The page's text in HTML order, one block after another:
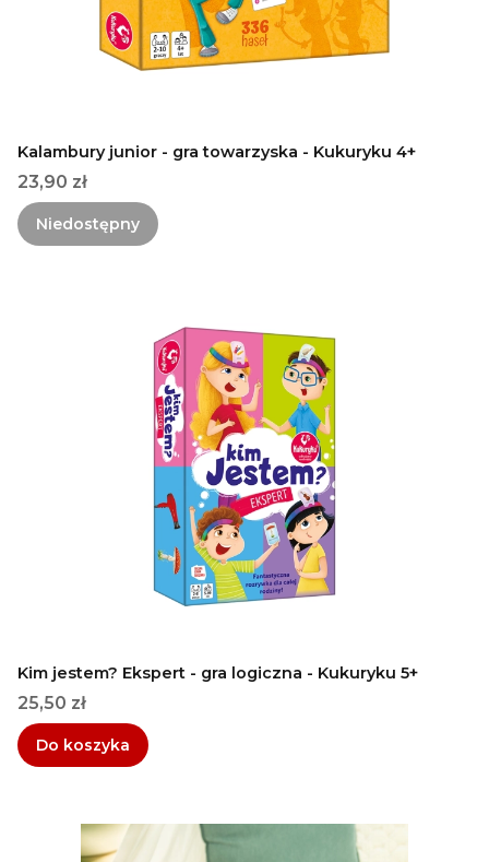
Kalambury junior - gra towarzyska - Kukuryku 4+
Cena
23,90 zł
Niedostępny
Kim jestem? Ekspert - gra logiczna - Kukuryku 5+
Cena
25,50 zł
Do koszyka